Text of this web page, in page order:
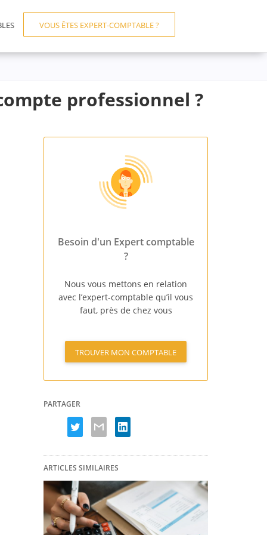
VOUS ÊTES EXPERT-COMPTABLE ?
professionnel ?
Besoin d'un Expert comptable
?
Nous vous mettons en relation
avec l’expert-comptable qu’il vous
faut, près de chez vous
TROUVER MON COMPTABLE
PARTAGER
ARTICLES SIMILAIRES